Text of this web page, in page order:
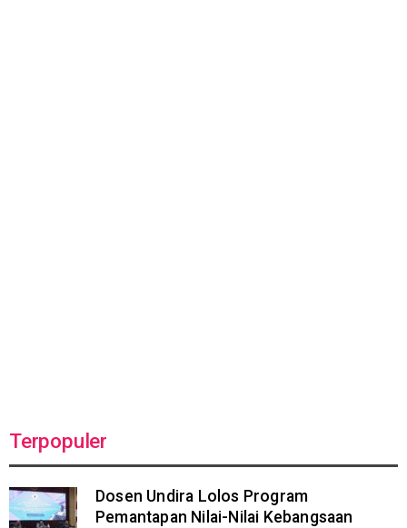
Terpopuler
Dosen Undira Lolos Program
Pemantapan Nilai-Nilai Kebangsaan